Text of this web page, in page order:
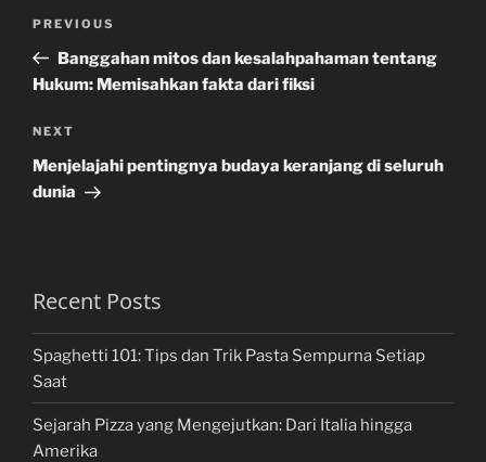
Previous
Post
PREVIOUS
Banggahan mitos dan kesalahpahaman tentang
Hukum: Memisahkan fakta dari fiksi
Next
Post
NEXT
Menjelajahi pentingnya budaya keranjang di seluruh
dunia
Recent Posts
Spaghetti 101: Tips dan Trik Pasta Sempurna Setiap
Saat
Sejarah Pizza yang Mengejutkan: Dari Italia hingga
Amerika